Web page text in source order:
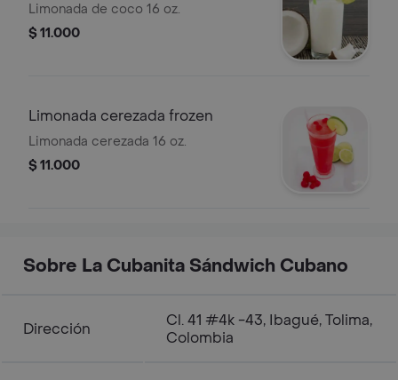
Limonada de coco 16 oz.
$ 11.000
Limonada cerezada frozen
Limonada cerezada 16 oz.
$ 11.000
Sobre La Cubanita Sándwich Cubano
Dirección
Cl. 41 #4k -43, Ibagué, Tolima,
Colombia